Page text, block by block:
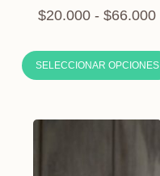
$20.000 - $66.000
SELECCIONAR OPCIONES